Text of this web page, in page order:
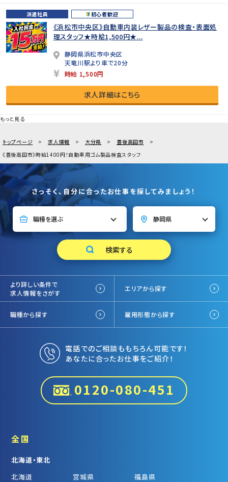
派遣社員 初心者歓迎
《浜松市中央区》自動車内装レザー製品の検査・表面処
理スタッフ★時給1,500円★...
静岡県浜松市中央区
天竜川駅より車で20分
時給 1,500円
求人詳細はこちら
もっと見る
トップページ 求人情報 大分県
豊後高田市
《豊後高田市》時給1400円！自動車用ゴム製品検査スタッフ
さっそく、自分に合ったお仕事を探してみましょう！
より詳しい条件で
求人情報をさがす
エリアから探す
職種から探す 雇用形態から探す
電話でのご相談ももちろん可能です！
あなたに合ったお仕事をご紹介！
0120-080-451
全国
北海道・東北
北海道
宮城県 福島県